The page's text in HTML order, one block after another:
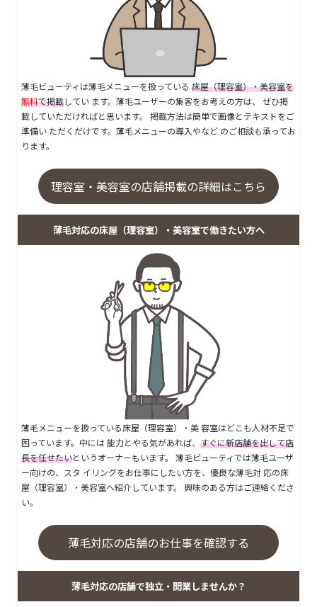
薄毛ビューティは薄毛メニューを扱っている 床屋（理容室）・美容室を
無料で掲載してい ます。薄毛ユーザーの集客をお考えの方は、 ぜひ掲
載していただければと思います。 掲載方法は簡単で画像とテキストをご
準備い ただくだけです。薄毛メニューの導入やなど のご相談も承ってお
ります。
理容室・美容室の店舗掲載の詳細はこちら
薄毛対応の床屋（理容室）・美容室で働きたい方へ
薄毛メニューを扱っている床屋（理容室）・美 容室はどこも人材不足で
困っています。中には 能力とやる気があれば、 すぐに新店舗を出して店
長を任せたいというオーナーもいます。 薄毛ビューティでは薄毛ユーザ
ー向けの、スタ イリングをお仕事にしたい方を、優良な薄毛対 応の床
屋（理容室）・美容室へ紹介しています。 興味のある方はご連絡くださ
い。
薄毛対応の店舗のお仕事を確認する
薄毛対応の店舗で独立・開業しませんか？